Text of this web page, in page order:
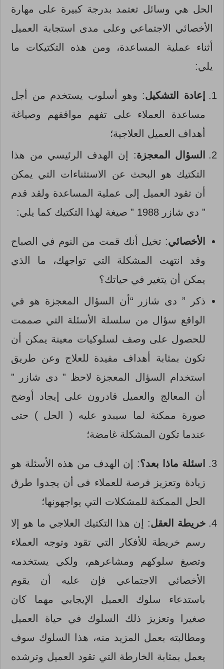
الحل هي وسائل تعتمد بدرجة كبيرة على مهارة
الأخصائي الاجتماعي وعلى مدى استجابة العميل
أثناء عملية المساعدة، ومن هذه التكتيكات ما
يلي:
إعادة التشكيل: وهو أسلوب يستخدم من أجل
مساعدة العملاء على تفهم مواقفهم وصياغة
أهداف العميل العلاجية؛
السؤال المعجزة: إن الهدف الرئيسي من هذا
التكتيك هو البحث عن الاستثناءات التي يمكن
أن تقود العميل إلى عملية المساعدة ولقد قدم
” دي شازر 1988 ” صيغة لهذا التكتيك كما يلي:
الأخصائي: تخيل أنك قمت من النوم في الصباح
وقد انتهت المشكلة التي تواجهك، ما الذي
يمكن أن يتغير في حياتك؟
ذكر ” دى شازر “أن السؤال المعجزة هو في
الواقع سؤال من سلسلة الأسئلة التي صممت
للحصول على وصف لسلوكيات معينة يمكن أن
تكون بمثابة أهداف مفيدة للعلاج وعن طريق
استخدام السؤال المعجزة لاحظ ” دى شازر ”
أن المعالج والعميل قادرون على إيجاد أوضح
صورة ممكنة لما سيبدو عليه ( الحل ) حتى
عندما تكون المشكلة غامضة؛
اسئلة ماذا بعد؟: إن الهدف من هذه الأسئلة هو
زيادة وتعزيز فرصة للعملاء فى أن يجدوا طرق
الحل الممكنة للمشكلات التي يواجهونها؛
خريطة العقل: إن هذا التكتيك العلاجي ما هو إلا
رسم خريطة للأفكار التي تقود وتوجه العملاء
وتصيغ سلوكهم ومشاعرهم، ولكي يستخدمه
الأخصائي الاجتماعي فإن عليه أن يقوم
باستدعاء سلوك العميل الإيجابي مهما كان
صغيرا وتعزيز ذلك السلوك في حياة العميل
ومطالبته بعمل المزيد منه، هذا السلوك سوف
يعمل بمثابة الخارطة التي تقود العميل وترشده